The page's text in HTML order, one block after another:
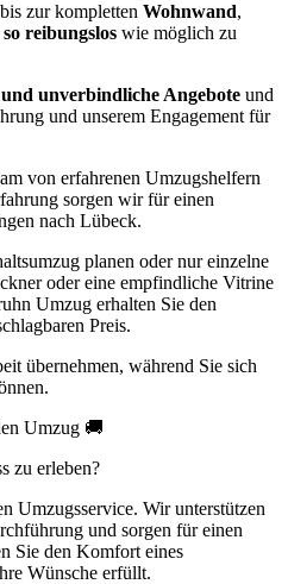
bis zur kompletten Wohnwand,
reibungslos wie möglich zu
und unverbindliche Angebote und
und unserem Engagement für
von erfahrenen Umzugshelfern
sorgen wir für einen
nach Lübeck.
planen oder nur einzelne
oder eine empfindliche Vitrine
Umzug erhalten Sie den
Preis.
übernehmen, während Sie sich
Umzug 🚚
zu erleben?
Umzugsservice. Wir unterstützen
und sorgen für einen
Sie den Komfort eines
Wünsche erfüllt.